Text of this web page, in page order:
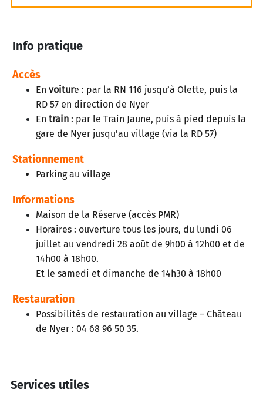
Info pratique
Accès
En voiture : par la RN 116 jusqu’à Olette, puis la
RD 57 en direction de Nyer
En train : par le Train Jaune, puis à pied depuis la
gare de Nyer jusqu’au village (via la RD 57)
Stationnement
Parking au village
Informations
Maison de la Réserve (accès PMR)
Horaires : ouverture tous les jours, du lundi 06
juillet au vendredi 28 août de 9h00 à 12h00 et de
14h00 à 18h00.
Et le samedi et dimanche de 14h30 à 18h00
Restauration
Possibilités de restauration au village – Château
de Nyer : 04 68 96 50 35.
Services utiles